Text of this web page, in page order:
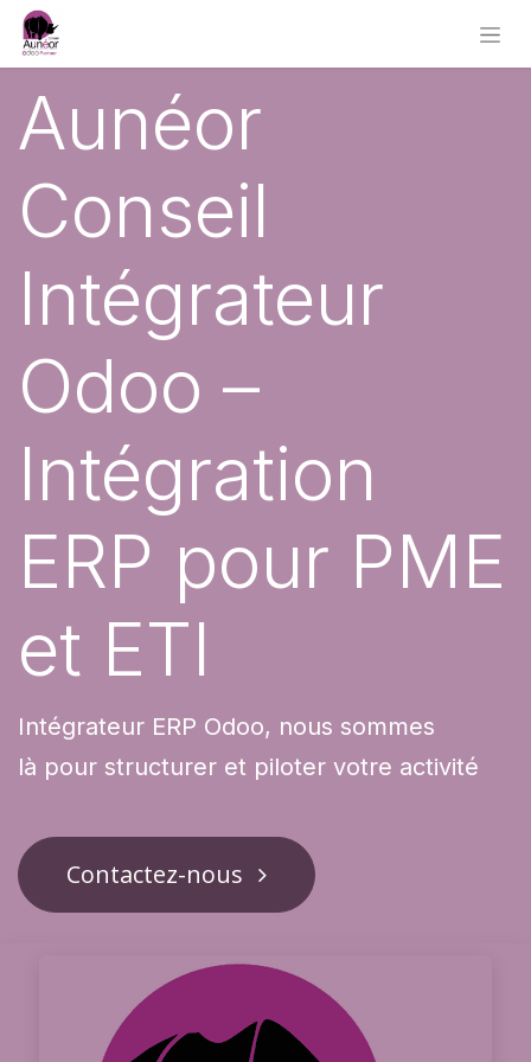
Aunéor
Conseil
Intégrateur
Odoo –
Intégration
ERP pour PME
et ETI
Intégrateur ERP Odoo, nous sommes
là pour structurer et piloter votre activité
Contactez-nous